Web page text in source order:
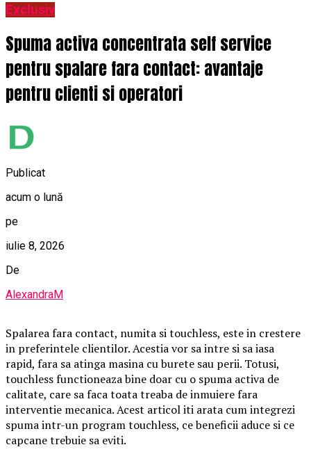
Exclusiv
Spuma activa concentrata self service
pentru spalare fara contact: avantaje
pentru clienti si operatori
Publicat
acum o lună
pe
iulie 8, 2026
De
AlexandraM
Spalarea fara contact, numita si touchless, este in crestere
in preferintele clientilor. Acestia vor sa intre si sa iasa
rapid, fara sa atinga masina cu burete sau perii. Totusi,
touchless functioneaza bine doar cu o spuma activa de
calitate, care sa faca toata treaba de inmuiere fara
interventie mecanica. Acest articol iti arata cum integrezi
spuma intr-un program touchless, ce beneficii aduce si ce
capcane trebuie sa eviti.